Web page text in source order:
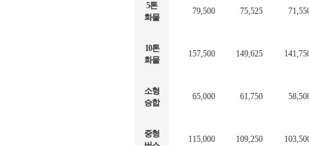
5톤
화물
79,500 75,525
10톤
화물
157,500 149,625
소형
승합
65,000 61,750
중형
115,000 109,250